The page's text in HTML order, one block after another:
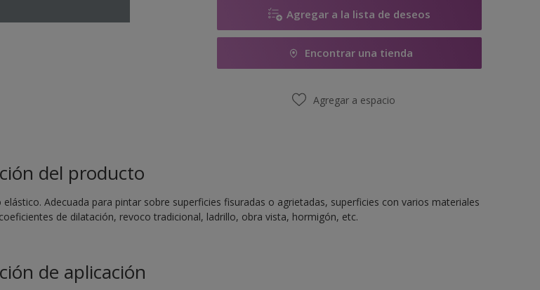
Agregar a la lista de deseos
Encontrar una tienda
Agregar a espacio
del producto
elástico. Adecuada para pintar sobre superficies fisuradas o agrietadas, superficies con varios materiales
de dilatación, revoco tradicional, ladrillo, obra vista, hormigón, etc.
de aplicación